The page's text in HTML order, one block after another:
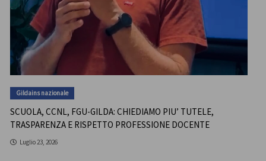
Gildains nazionale
SCUOLA, CCNL, FGU-GILDA: CHIEDIAMO PIU’ TUTELE,
TRASPARENZA E RISPETTO PROFESSIONE DOCENTE
Luglio 23, 2026